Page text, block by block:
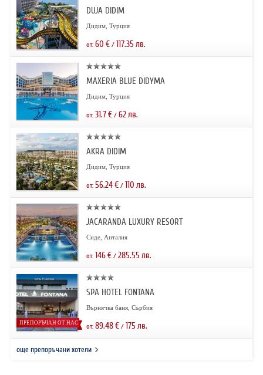
DUJA DIDIM
Дидим, Турция
от: 60 €/ 117.35 лв.
MAXERIA BLUE DIDYMA
Дидим, Турция
от: 31.7€/ 62лв.
AKRA DIDIM
Дидим, Турция
от: 56.24€/ 110 лв.
JACARANDA LUXURY RESORT
Сиде, Анталия
от: 146€/ 285.55 лв.
ПРЕПОРЪЧАН ОТ НАС
SPA HOTEL FONTANA
Върнячка баня, Сърбия
от: 89.48€/ 175 лв.
още препоръчани хотели